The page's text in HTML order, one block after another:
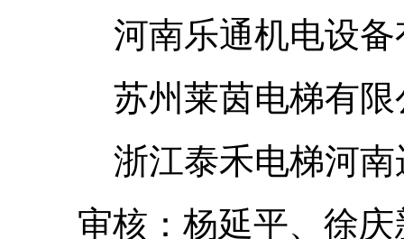
河南乐通机电设备
苏州莱茵电梯有限
浙江泰禾电梯河南
审核：杨延平、徐庆